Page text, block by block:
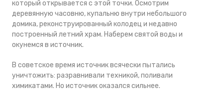
который открывается с этой точки. Осмотрим
деревянную часовню, купальню внутри небольшого
домика, реконструированный колодец и недавно
построенный летний храм. Наберем святой воды и
окунемся в источник.
В советское время источник всячески пытались
уничтожить: разравнивали техникой, поливали
химикатами. Но источник оказался сильнее.